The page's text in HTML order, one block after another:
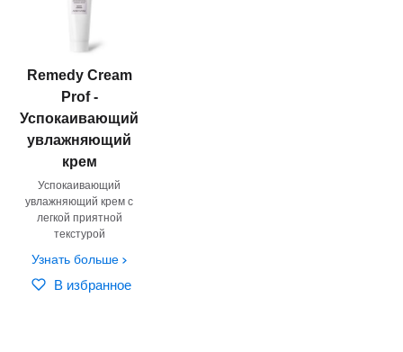
Remedy Cream
Prof -
Успокаивающий
увлажняющий
крем
Успокаивающий
увлажняющий крем с
легкой приятной
текстурой
Узнать больше
В избранное